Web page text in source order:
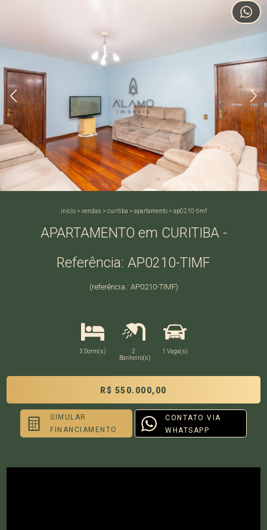
início> vendas > curitiba > apartamento> ap0210-timf
APARTAMENTO em CURITIBA -
Referência: AP0210-TIMF
(referência.: AP0210-TIMF)
3 Dorm(s)
2
Banheiro(s)
1 Vaga(s)
R$ 550.000,00
SIMULAR
FINANCIAMENTO
CONTATO VIA
WHATSAPP